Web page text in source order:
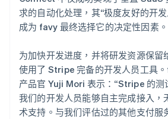
求的自动化处理，其“极度友好的开
成为 favy 最终选择它的决定性因素。
为加快开发进度，并将研发资源保
使用了 Stripe 完备的开发人员工具
产品官 Yuji Mori 表示：“Stripe 的测
我们的开发人员能够自主完成接入，
术支持。与我们评估过的其他支付服